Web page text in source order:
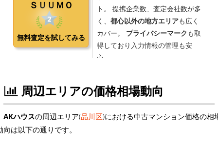
周辺エリアの価格相場動向
AKハウスの周辺エリア(品川区)における中古マンション価格の相
向は以下の通りです。